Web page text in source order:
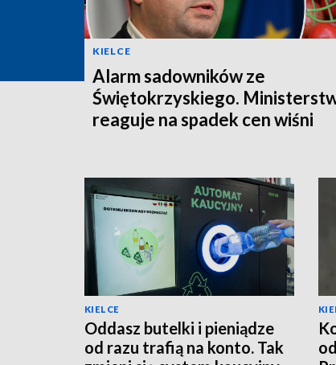
KIELCE
Alarm sadowników ze
Świętokrzyskiego.
reaguje na spadek cen wiśni
KIELCE
Oddasz butelki i pieniądze
od razu trafią na konto. Tak